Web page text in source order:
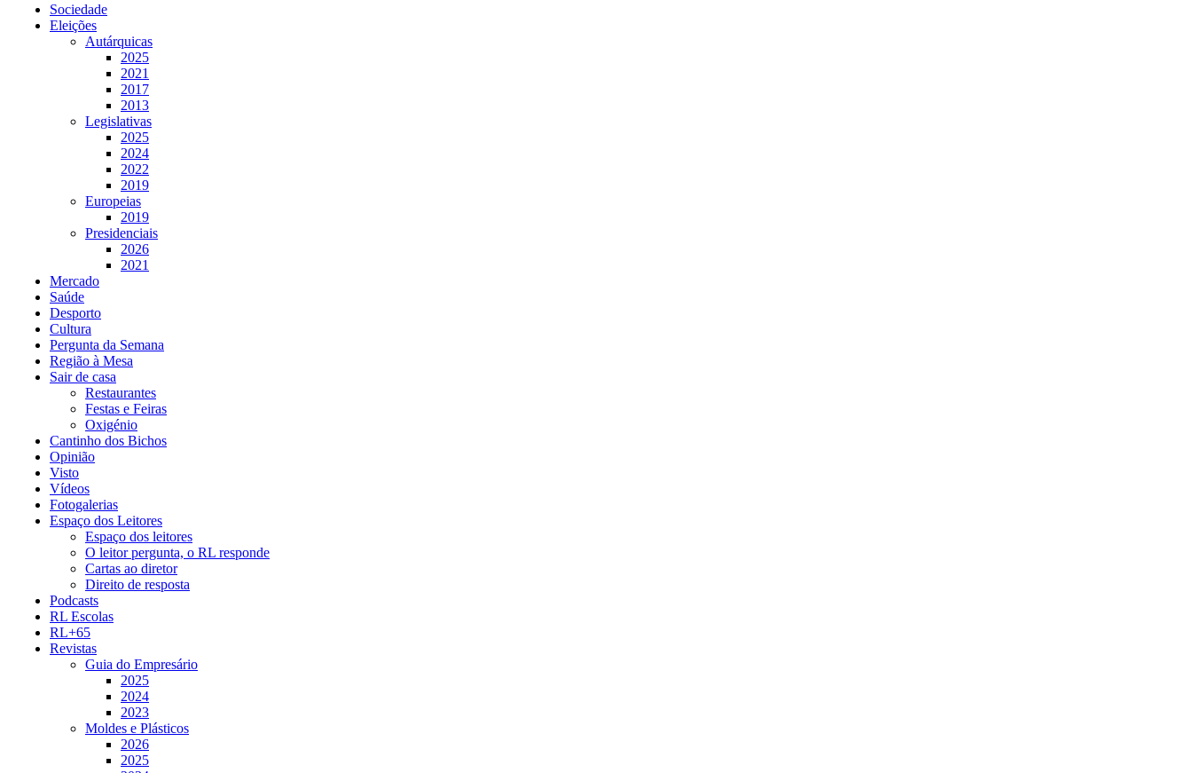
Sociedade
Eleições
Autárquicas
2025
2021
2017
2013
Legislativas
2025
2024
2022
2019
Europeias
2019
Presidenciais
2026
2021
Mercado
Saúde
Desporto
Cultura
Pergunta da Semana
Região à Mesa
Sair de casa
Restaurantes
Festas e Feiras
Oxigénio
Cantinho dos Bichos
Opinião
Visto
Vídeos
Fotogalerias
Espaço dos Leitores
Espaço dos leitores
O leitor pergunta, o RL responde
Cartas ao diretor
Direito de resposta
Podcasts
RL Escolas
RL+65
Revistas
Guia do Empresário
2025
2024
2023
Moldes e Plásticos
2026
2025